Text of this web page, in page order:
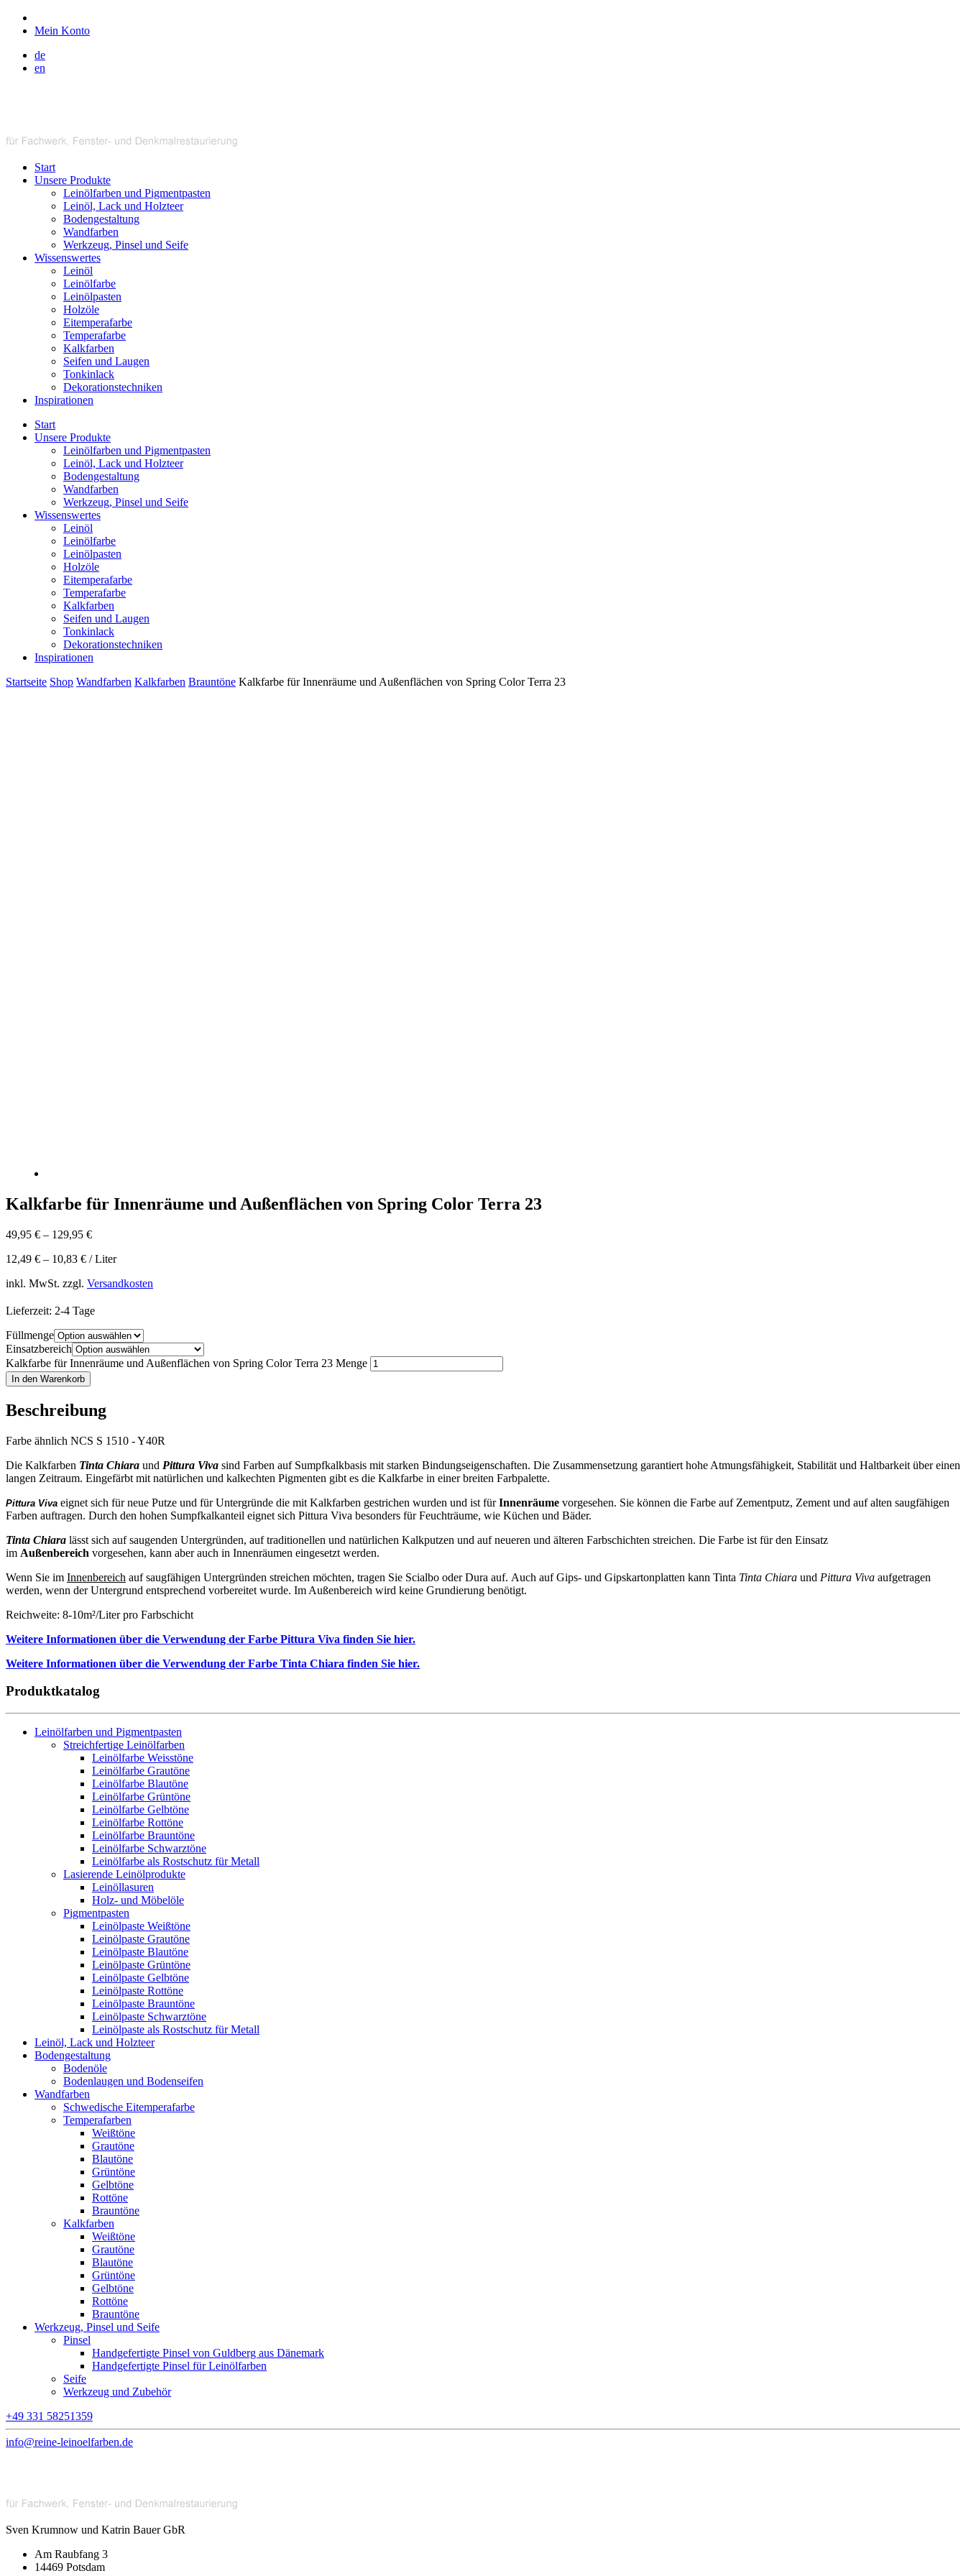
Mein Konto
de
en
Start
Unsere Produkte
Leinölfarben und Pigmentpasten
Leinöl, Lack und Holzteer
Bodengestaltung
Wandfarben
Werkzeug, Pinsel und Seife
Wissenswertes
Leinöl
Leinölfarbe
Leinölpasten
Holzöle
Eitemperafarbe
Temperafarbe
Kalkfarben
Seifen und Laugen
Tonkinlack
Dekorationstechniken
Inspirationen
Start
Unsere Produkte
Leinölfarben und Pigmentpasten
Leinöl, Lack und Holzteer
Bodengestaltung
Wandfarben
Werkzeug, Pinsel und Seife
Wissenswertes
Leinöl
Leinölfarbe
Leinölpasten
Holzöle
Eitemperafarbe
Temperafarbe
Kalkfarben
Seifen und Laugen
Tonkinlack
Dekorationstechniken
Inspirationen
Startseite Shop Wandfarben Kalkfarben Brauntöne Kalkfarbe für Innenräume und Außenflächen von Spring Color Terra 23
Kalkfarbe für Innenräume und Außenflächen von Spring Color Terra 23
49,95 € – 129,95 €
12,49 € – 10,83 € /Liter
inkl. MwSt. zzgl. Versandkosten
Lieferzeit: 2-4 Tage
Füllmenge
Einsatzbereich
Kalkfarbe für Innenräume und Außenflächen von Spring Color Terra 23 Menge
In den Warenkorb
Beschreibung
Farbe ähnlich NCS S 1510 - Y40R
Die Kalkfarben Tinta Chiara und Pittura Viva sind Farben auf Sumpfkalkbasis mit starken Bindungseigenschaften. Die Zusammensetzung garantiert hohe Atmungsfähigkeit, Stabilität und Haltbarkeit über einen
langen Zeitraum. Eingefärbt mit natürlichen und kalkechten Pigmenten gibt es die Kalkfarbe in einer breiten Farbpalette.
Pittura Viva eignet sich für neue Putze und für Untergründe die mit Kalkfarben gestrichen wurden und ist fürInnenräume vorgesehen. Sie können die Farbe auf Zementputz, Zement und auf alten saugfähigen
Farben auftragen. Durch den hohen Sumpfkalkanteil eignet sich Pittura Viva besonders für Feuchträume, wie Küchen und Bäder.
Tinta Chiara lässt sich auf saugenden Untergründen, auf traditionellen und natürlichen Kalkputzen und auf neueren und älteren Farbschichten streichen. Die Farbe ist für den Einsatz
im Außenbereich vorgesehen, kann aber auch in Innenräumen eingesetzt werden.
Wenn Sie im Innenbereich auf saugfähigen Untergründen streichen möchten, tragen Sie Scialbo oder Dura auf. Auch auf Gips- und Gipskartonplatten kann Tinta Tinta Chiara und Pittura Viva aufgetragen
werden, wenn der Untergrund entsprechend vorbereitet wurde. Im Außenbereich wird keine Grundierung benötigt.
Reichweite: 8-10m²/Liter pro Farbschicht
Weitere Informationen über die Verwendung der Farbe Pittura Viva finden Sie hier.
Weitere Informationen über die Verwendung der Farbe Tinta Chiara finden Sie hier.
Produktkatalog
Leinölfarben und Pigmentpasten
Streichfertige Leinölfarben
Leinölfarbe Weisstöne
Leinölfarbe Grautöne
Leinölfarbe Blautöne
Leinölfarbe Grüntöne
Leinölfarbe Gelbtöne
Leinölfarbe Rottöne
Leinölfarbe Brauntöne
Leinölfarbe Schwarztöne
Leinölfarbe als Rostschutz für Metall
Lasierende Leinölprodukte
Leinöllasuren
Holz- und Möbelöle
Pigmentpasten
Leinölpaste Weißtöne
Leinölpaste Grautöne
Leinölpaste Blautöne
Leinölpaste Grüntöne
Leinölpaste Gelbtöne
Leinölpaste Rottöne
Leinölpaste Brauntöne
Leinölpaste Schwarztöne
Leinölpaste als Rostschutz für Metall
Leinöl, Lack und Holzteer
Bodengestaltung
Bodenöle
Bodenlaugen und Bodenseifen
Wandfarben
Schwedische Eitemperafarbe
Temperafarben
Weißtöne
Grautöne
Blautöne
Grüntöne
Gelbtöne
Rottöne
Brauntöne
Kalkfarben
Weißtöne
Grautöne
Blautöne
Grüntöne
Gelbtöne
Rottöne
Brauntöne
Werkzeug, Pinsel und Seife
Pinsel
Handgefertigte Pinsel von Guldberg aus Dänemark
Handgefertigte Pinsel für Leinölfarben
Seife
Werkzeug und Zubehör
+49 331 58251359
info@reine-leinoelfarben.de
Sven Krumnow und Katrin Bauer GbR
Am Raubfang 3
14469 Potsdam